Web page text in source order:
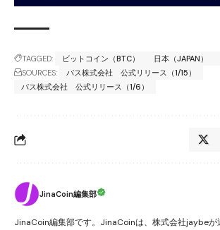
TAGGED: ビットコイン（BTC） 日本（JAPAN）
SOURCES:
パス株式会社 公式リリース（1/15）
パス株式会社 公式リリース（1/6）
JinaCoin編集部
JinaCoin編集部です。JinaCoinは、株式会社jaybeが